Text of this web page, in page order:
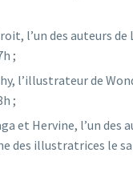
l’un des auteurs de
;
l’illustrateur de
;
et Hervine, l’un des
des illustratrices le